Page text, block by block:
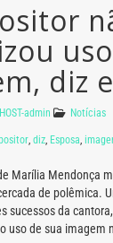
diz
admin Notícias
, diz, Esposa,
Marília Mendonça
de polêmica.
sucessos da
uso de sua imagem